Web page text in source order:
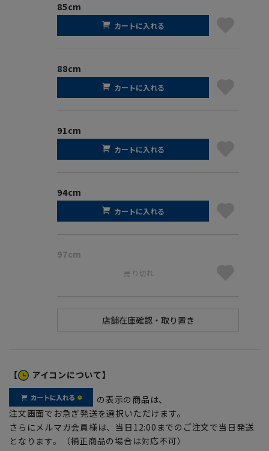
85cm
カートに入れる
88cm
カートに入れる
91cm
カートに入れる
94cm
カートに入れる
97cm
売り切れ
【 アイコンについて】
の表示の商品は、
注文画面でお急ぎ発送を選択いただけます。
さらにメルマガ会員様は、当日12:00までのご注文で当日発送
となります。（補正商品の場合は対応不可）